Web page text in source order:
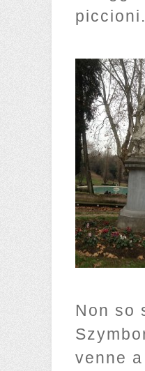
piccioni.
Non so
venne